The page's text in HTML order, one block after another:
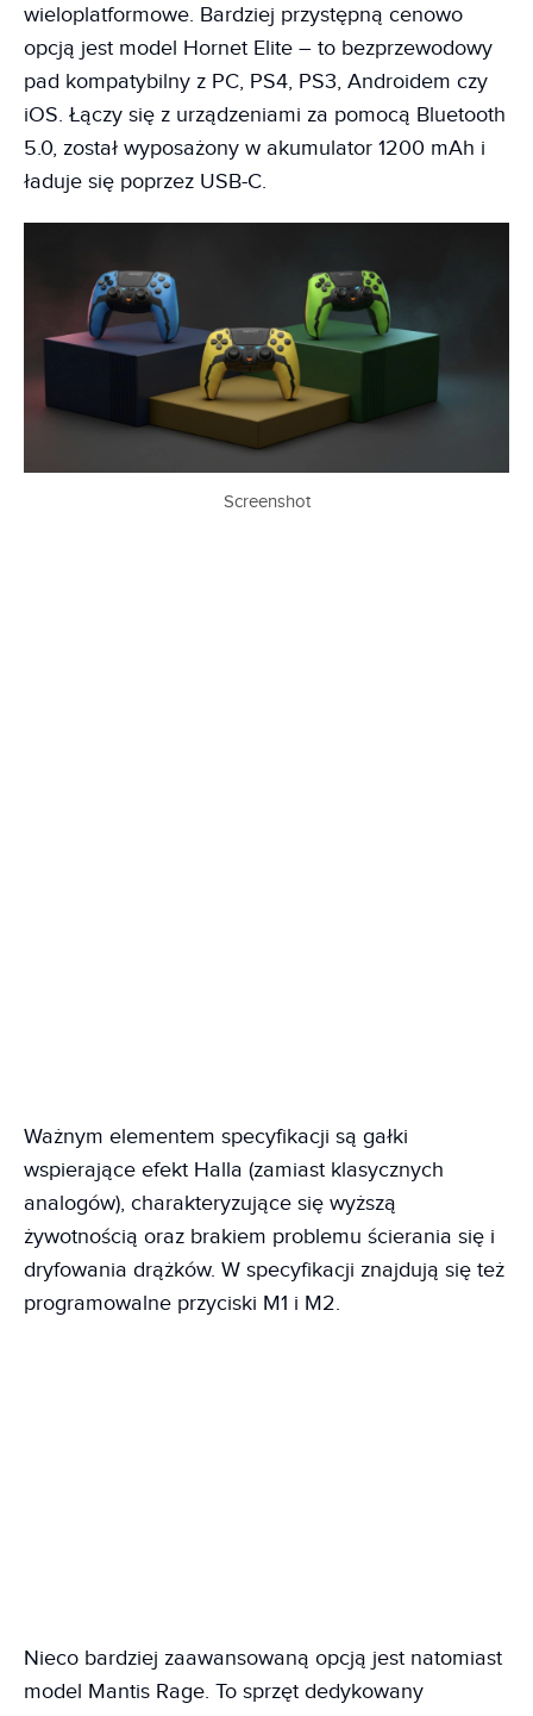
wieloplatformowe. Bardziej przystępną cenowo
opcją jest model Hornet Elite – to bezprzewodowy
pad kompatybilny z PC, PS4, PS3, Androidem czy
iOS. Łączy się z urządzeniami za pomocą Bluetooth
5.0, został wyposażony w akumulator 1200 mAh i
ładuje się poprzez USB-C.
Screenshot
Ważnym elementem specyfikacji są gałki
wspierające efekt Halla (zamiast klasycznych
analogów), charakteryzujące się wyższą
żywotnością oraz brakiem problemu ścierania się i
dryfowania drążków. W specyfikacji znajdują się też
programowalne przyciski M1 i M2.
Nieco bardziej zaawansowaną opcją jest natomiast
model Mantis Rage. To sprzęt dedykowany